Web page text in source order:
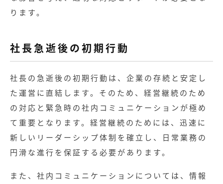
ります。
社長急逝後の初期行動
社長の急逝後の初期行動は、企業の存続と安定し
た運営に直結します。そのため、経営継続のため
の対応と緊急時の社内コミュニケーションが極め
て重要となります。経営継続のためには、迅速に
新しいリーダーシップ体制を確立し、日常業務の
円滑な進行を保証する必要があります。
また、社内コミュニケーションについては、情報